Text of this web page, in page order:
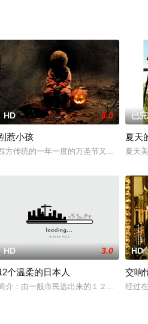
什么朋友，又因宗教因素被严格限制娱
饰）曾是一名令业内人士闻风丧胆的超
HD 8.0
惹小孩
方传统的一年一度的万圣节又到了，据
已
夏天
夏天
行骗，遇遇女骗子（毛舜筠 饰）被追债
饰）是一个小镇超市的收银员，每
HD 3.0
个温柔的日本人
介：由一般市民选出来的１２个陪审员
HD
交响
经过